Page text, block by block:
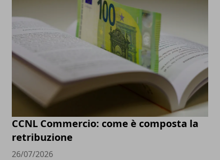
CCNL Commercio: come è composta la
retribuzione
26/07/2026